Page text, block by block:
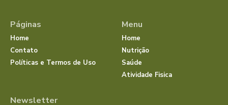
Páginas
Home
Contato
Políticas e Termos de Uso
Menu
Home
Nutrição
Saúde
Atividade Fisica
Newsletter